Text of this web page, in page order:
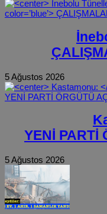
5 Ağustos 2026
YENİ PARTİ
5 Ağustos 2026